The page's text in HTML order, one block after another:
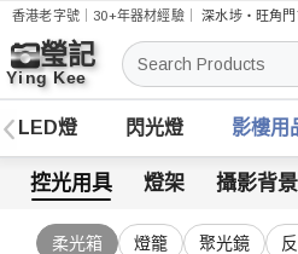
香港老字號｜30+年器材經驗｜深水埗・旺角
搜
索
LED燈 閃光燈 影樓用
控光用具 燈架 攝影背景
柔光箱 燈籠 聚光鏡